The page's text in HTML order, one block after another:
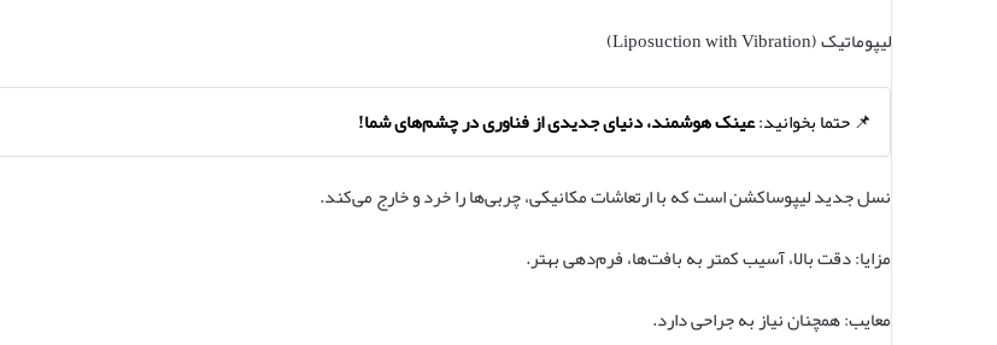
لیپوماتیک (Liposuction with Vibration)
📌 حتما بخوانید:عینک هوشمند، دنیای جدیدی از فناوری در چشم‌های شما!
نسل جدید لیپوساکشن است که با ارتعاشات مکانیکی، چربی‌ها را خرد و خارج می‌کند.
مزایا: دقت بالا، آسیب کمتر به بافت‌ها، فرم‌دهی بهتر.
معایب: همچنان نیاز به جراحی دارد.